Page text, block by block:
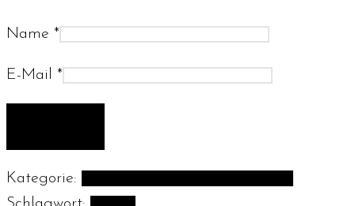
Name *
E-Mail *
Kategorie: